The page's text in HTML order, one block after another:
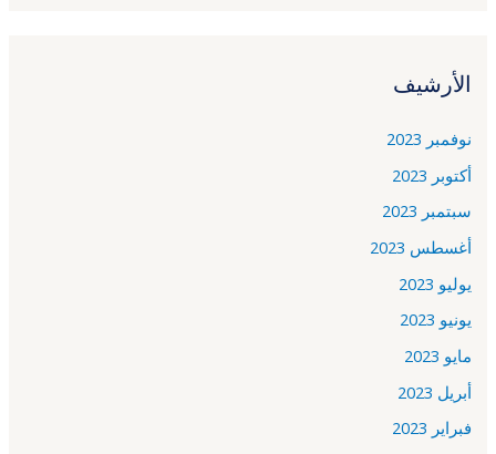
الأرشيف
نوفمبر 2023
أكتوبر 2023
سبتمبر 2023
أغسطس 2023
يوليو 2023
يونيو 2023
مايو 2023
أبريل 2023
فبراير 2023